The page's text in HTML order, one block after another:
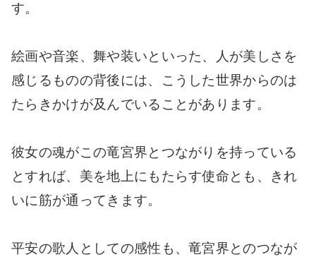
す。
絵画や音楽、舞や装いといった、人が美しさを
感じるものの背後には、こうした世界からのは
たらきかけが及んでいることがあります。
彼女の魂がこの竜宮界とつながりを持っている
とすれば、美を地上にもたらす使命とも、きれ
いに筋が通ってきます。
平安の歌人としての感性も、竜宮界とのつなが